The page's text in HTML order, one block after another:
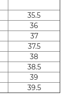
35.5
36
37
37.5
38
38.5
39
39.5